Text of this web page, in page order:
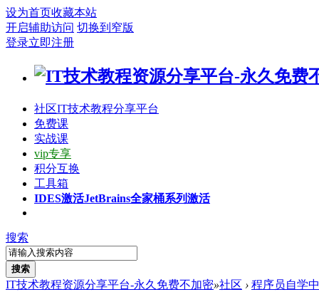
设为首页收藏本站
开启辅助访问 切换到窄版
登录立即注册
社区IT技术教程分享平台
免费课
实战课
vip专享
积分互换
工具箱
IDES激活JetBrains全家桶系列激活
搜索
搜索
IT技术教程资源分享平台-永久免费不加密»社区 › 程序员自学